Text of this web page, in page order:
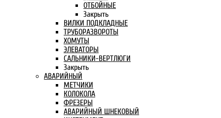
ОТБОЙНЫЕ
Закрыть
ВИЛКИ ПОДКЛАДНЫЕ
ТРУБОРАЗВОРОТЫ
ХОМУТЫ
ЭЛЕВАТОРЫ
САЛЬНИКИ-ВЕРТЛЮГИ
Закрыть
АВАРИЙНЫЙ
МЕТЧИКИ
КОЛОКОЛА
ФРЕЗЕРЫ
АВАРИЙНЫЙ ШНЕКОВЫЙ